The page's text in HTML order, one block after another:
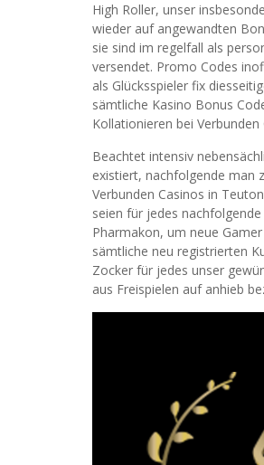
High Roller, unser
wieder auf angewandten
sie sind im regelfall als
versendet. Promo Codes
als Glücksspieler fix
sämtliche Kasino Bonus
Kollationieren bei
Beachtet intensiv
existiert, nachfolgende man
Verbunden Casinos in
seien für jedes
Pharmakon, um neue
sämtliche neu registrierten
Zocker für jedes unser
aus Freispielen auf anhieb